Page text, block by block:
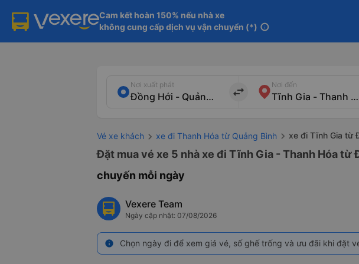
Cam kết hoàn 150% nếu nhà xe
không cung cấp dịch vụ vận chuyển (*) info
Nơi xuất phát
import_export
Nơi đến
Vé xe khách xe đi Thanh Hóa từ Quảng Bình xe đi Tĩnh Gia từ
Đặt mua vé xe 5 nhà xe đi Tĩnh Gia - Thanh Hóa
chuyến mỗi ngày
Vexere Team
Ngày cập nhật: 07/08/2026
info Chọn ngày đi để xem giá vé, số ghế trống và ưu đãi khi đặt